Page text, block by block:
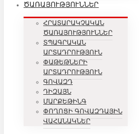
ԾԱՌԱՅՈՒԹՅՈՒՆՆԵՐ
ՀՐԱՏԱՐԱԿՉԱԿԱՆ
ԾԱՌԱՅՈՒԹՅՈՒՆՆԵՐ
ՏՊԱԳՐԱԿԱՆ
ԱՐՏԱԴՐՈՒԹՅՈՒՆ
ՓԱԹԵԹՆԵՐԻ
ԱՐՏԱԴՐՈՒԹՅՈՒՆ
ԳՈՎԱԶԴ
ԴԻԶԱՅՆ
ՄԱՐՔԵԹԻՆԳ
ՓՈՂՈՑԻ ԳՈՎԱԶԴԱՅԻՆ
ՎԱՀԱՆԱԿՆԵՐ